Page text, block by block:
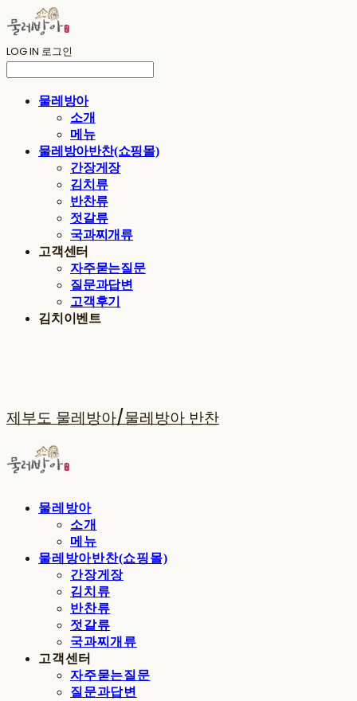
LOG IN 로그인
물레방아
소개
메뉴
물레방아반찬(쇼핑몰)
간장게장
김치류
반찬류
젓갈류
국과찌개류
고객센터
자주묻는질문
질문과답변
고객후기
김치이벤트
제부도 물레방아/물레방아 반찬
물레방아
소개
메뉴
물레방아반찬(쇼핑몰)
간장게장
김치류
반찬류
젓갈류
국과찌개류
고객센터
자주묻는질문
질문과답변